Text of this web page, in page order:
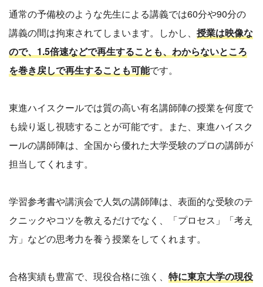
通常の予備校のような先生による講義では60分や90分の
講義の間は拘束されてしまいます。しかし、 授業は映像な
ので、1.5倍速などで再生することも、わからないところ
を巻き戻しで再生することも可能です。
東進ハイスクールでは質の高い有名講師陣の授業を何度で
も繰り返し視聴することが可能です。また、東進ハイスク
ールの講師陣は、全国から優れた大学受験のプロの講師が
担当してくれます。
学習参考書や講演会で人気の講師陣は、表面的な受験のテ
クニックやコツを教えるだけでなく、「プロセス」「考え
方」などの思考力を養う授業をしてくれます。
合格実績も豊富で、現役合格に強く、 特に東京大学の現役